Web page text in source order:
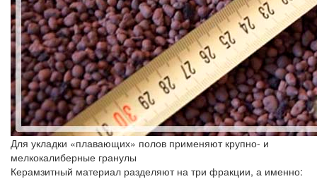
Для укладки «плавающих» полов применяют крупно- и
мелкокалиберные гранулы
Керамзитный материал разделяют на три фракции, а именно: